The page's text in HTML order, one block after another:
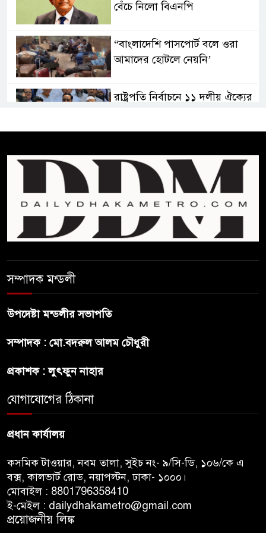
বেঁচে নিলো বিএনপি
“বাংলাদেশি পাসপোর্ট বলে ওরা
আমাদের হোটলে নেয়নি’
রাষ্ট্রপতি নির্বাচনে ১১ দলীয় ঐক্যের
হাতে ঘরের ছাবি তুলে দিলেন
প্রধানমন্ত্রী
সালমান শাহ হত্যা মামলায় গ্রেপ্তার
খলনায়ক ডনকে কারাগারে প্রেরণ
মৃত্যুদণ্ডপ্রাপ্ত আসামী হাসিনার
রাজসাক্ষী রিজভীর বক্তব্যে ক্ষুব্ধ
সম্পাদক মন্ডলী
উপদেষ্টা মন্ডলীর সভাপতি
সম্পাদক : মো.বদরুল আলম চৌধুরী
প্রকাশক : লুৎফুন নাহার
যোগাযোগের ঠিকানা
প্রধান কার্যালয়
কসমিক টাওয়ার, নবম তালা, সুইচ নং- ৯/সি-ডি, ১০৬/কে এ
বক্স, কালভার্ট রোড, নয়াপল্টন, ঢাকা- ১০০০।
মোবাইল : 8801796358410
ই-মেইল : dailydhakametro@gmail.com
প্রয়োজনীয় লিঙ্ক